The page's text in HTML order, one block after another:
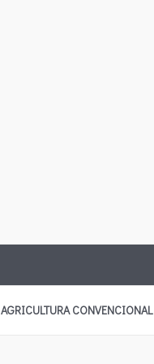
AGRICULTURA CONVENCIONAL